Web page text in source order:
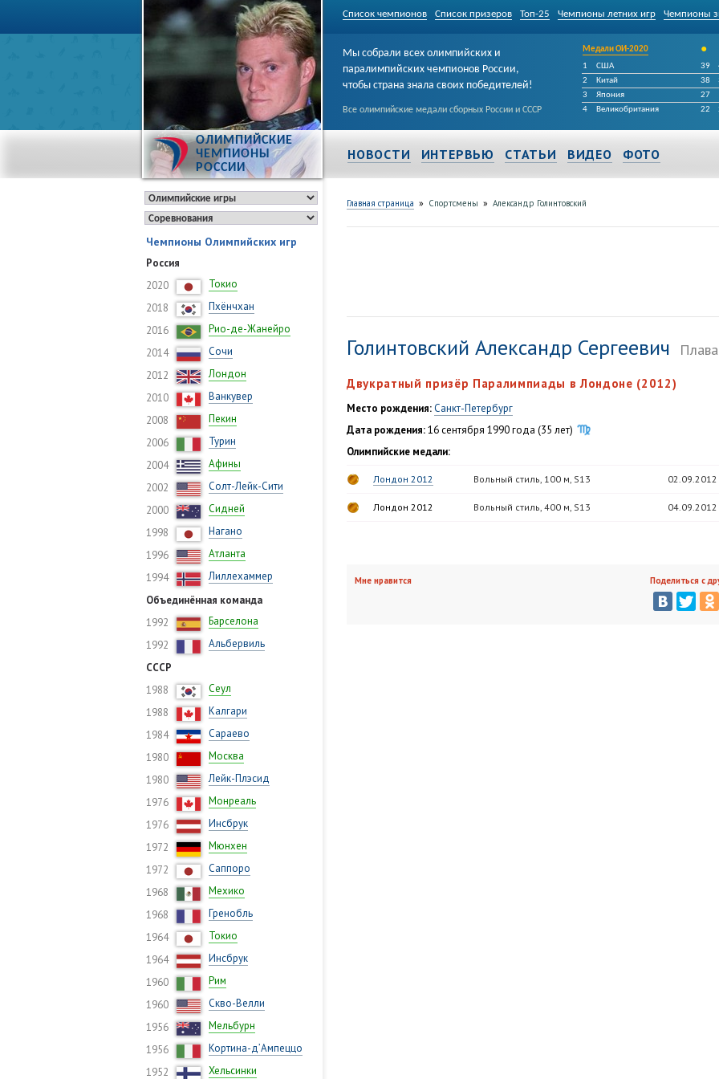
Список чемпионов Список призеров Топ-25 Чемпионы летних игр Чемпионы
ОЛИМПИЙСКИЕ
ЧЕМПИОНЫ
РОССИИ
Мы собрали всех олимпийских и
паралимпийских чемпионов России,
чтобы страна знала своих победителей!
Все олимпийские медали сборных России и СССР
Медали ОИ-2020 •
1
США 39
2
Китай 38
3
Япония 27
4
Великобритания 22
НОВОСТИ ИНТЕРВЬЮ СТАТЬИ ВИДЕО ФОТО
Чемпионы Олимпийских игр
Россия
2020
Токио
2018
Пхёнчхан
2016
Рио-де-Жанейро
2014
Сочи
2012
Лондон
2010
Ванкувер
2008
Пекин
2006
Турин
2004
Афины
2002
Солт-Лейк-Сити
2000
Сидней
1998
Нагано
1996
Атланта
1994
Лиллехаммер
Объединённая команда
1992
Барселона
1992
Альбервиль
СССР
1988
Сеул
1988
Калгари
1984
Сараево
1980
Москва
1980
Лейк-Плэсид
1976
Монреаль
1976
Инсбрук
1972
Мюнхен
1972
Саппоро
1968
Мехико
1968
Гренобль
1964
Токио
1964
Инсбрук
1960
Рим
1960
Скво-Велли
1956
Мельбурн
1956
Кортина-д’Ампеццо
1952
Хельсинки
Главная страница » Спортсмены » Александр Голинтовский
Голинтовский Александр Сергеевич
Двукратный призёр Паралимпиады в Лондоне (2012)
Место рождения:Санкт-Петербург
Дата рождения:16 сентября 1990 года (35 лет)
Олимпийские медали:
Лондон 2012 Вольный стиль, 100 м, S13 02.09.2012
Лондон 2012 Вольный стиль, 400 м, S13 04.09.2012
Мне нравится Поделиться с